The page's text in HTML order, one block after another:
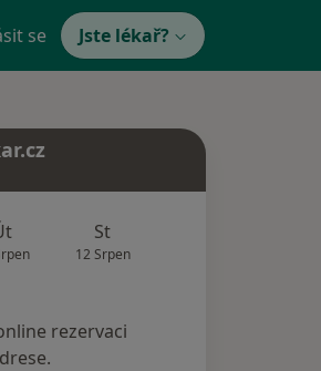
se Jste lékař?
St
12 Srpen
rezervaci